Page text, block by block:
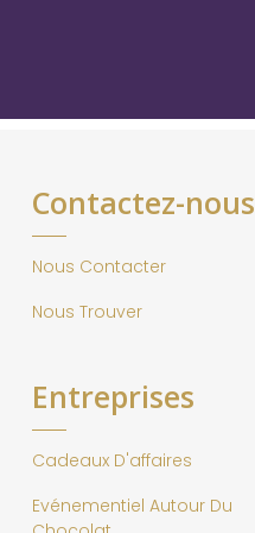
Contactez-nous
Nous Contacter
Nous Trouver
Entreprises
Cadeaux D'affaires
Evénementiel Autour Du